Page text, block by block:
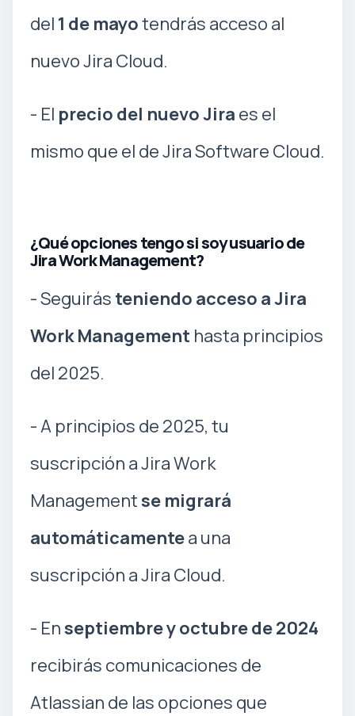
del 1 de mayotendrás acceso al
nuevo Jira Cloud.
- El precio del nuevo Jira es el
mismo que el de Jira Software Cloud.
¿Qué opciones tengo si soy usuario de
Jira Work Management?
- Seguirás teniendo acceso a Jira
Work Management hasta principios
del 2025.
- A principios de 2025, tu
suscripción a Jira Work
Managementse migrará
automáticamentea una
suscripción a Jira Cloud.
- Enseptiembre y octubre de 2024
recibirás comunicaciones de
Atlassian de las opciones que